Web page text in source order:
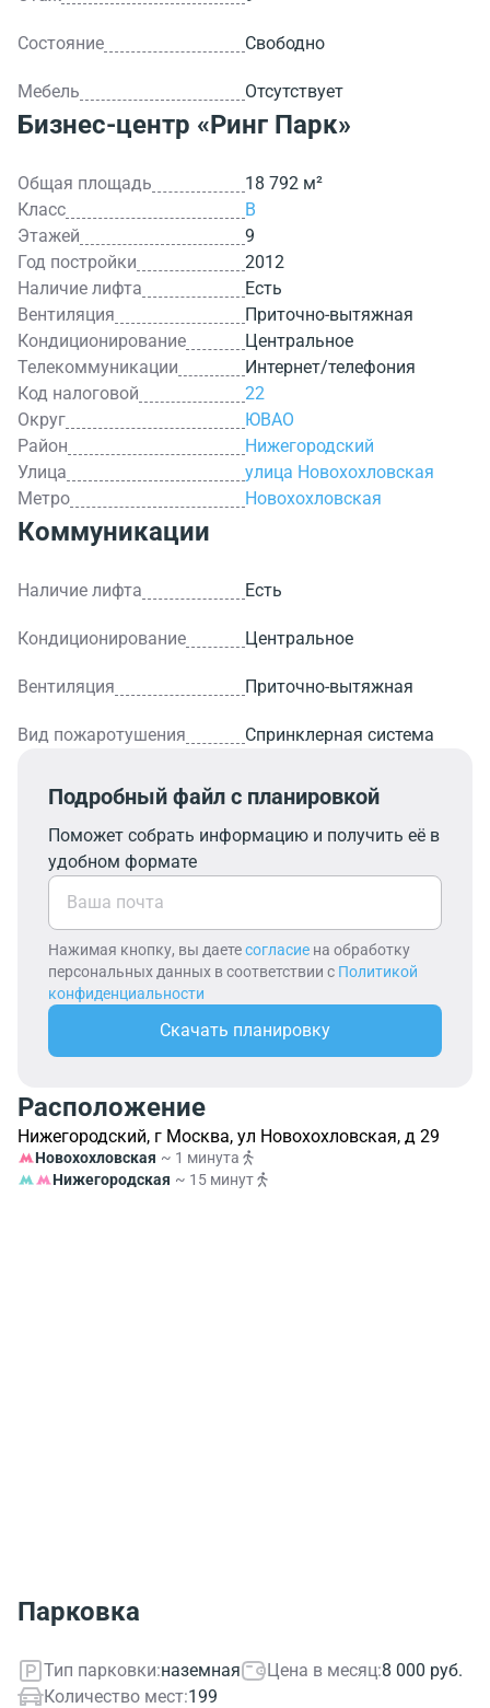
Состояние Свободно
Мебель Отсутствует
Бизнес-центр «Ринг Парк»
Общая площадь
18 792 м²
Класс
B
Этажей
9
Год постройки
2012
Наличие лифта
Есть
Вентиляция
Приточно-вытяжная
Кондиционирование
Центральное
Телекоммуникации
Интернет/телефония
Код налоговой
22
Округ
ЮВАО
Район
Нижегородский
Улица
улица Новохохловская
Метро
Новохохловская
Коммуникации
Наличие лифта Есть
Кондиционирование Центральное
Вентиляция Приточно-вытяжная
Вид пожаротушения Спринклерная система
Подробный файл с планировкой
Поможет собрать информацию и получить её в
удобном формате
Нажимая кнопку, вы даетесогласие на обработку
персональных данных в соответствии с Политикой
конфиденциальности
Скачать планировку
Расположение
Нижегородский, г Москва, ул Новохохловская, д 29
Новохохловская ~ 1 минута
Нижегородская ~ 15 минут
Парковка
Тип парковки:наземная Цена в месяц:8 000 руб.
Количество мест:199